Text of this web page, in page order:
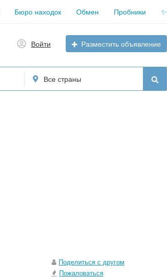
Бюро находок Обмен Пробники ✨
Войти Разместить объявление
Все страны
Поделиться с другом
Пожаловаться